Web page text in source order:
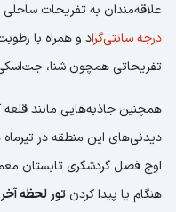
علاقه‌مندان به تفریحات
درجه سانتی‌گراد و همراه با
تفریحاتی همچون شنا،
همچنین جاذبه‌هایی مانند قلعه
دیدنی‌های این منطقه در
اوج فصل گردشگری تابستان
هنگام یا پیدا کردن تور لحظه